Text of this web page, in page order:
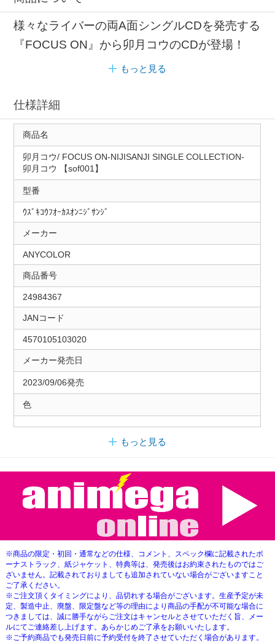
様々なライバーの両A面シングルCDを発売する
『FOCUS ON』から卯月コウのCDが登場！
もっと見る
仕様詳細
商品名
卯月コウ/ FOCUS ON-NIJISANJI SINGLE COLLECTION-
卯月コウ 【sof001】
型番
ｳｽﾞｷｺｳﾌｵｰｶｽｵﾝﾆｼﾞｻﾝｼﾞ
メーカー
ANYCOLOR
商品番号
24984367
JANコード
4570105103020
メーカー発売日
2023/09/06発売
色
もっと見る
※商品の限定・初回・通常などの仕様、コメント、スペック欄に記載されたボ
ーナストラック、紙ジャケット、特典等は、発売後はお約束されたものではご
ざいません。記載されておりましても追加されていない場合がございますこと
ご了承ください。
※ご注文頂くタイミングにより、品切れする場合がございます。生産予定が未
定、製造中止、廃盤、限定盤など等の理由により商品の手配が不可能な場合に
つきましては、誠に勝手ながらご注文はキャンセルとさせていただく旨、メー
ルにてご連絡差し上げます。あらかじめご了承をお願いいたします。
※ご予約商品でも発売日前に予約受付を終了させていただく場合があります。